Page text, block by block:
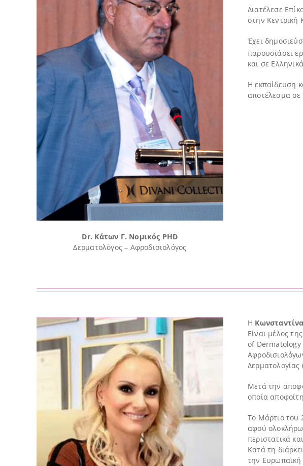
Dr. Κάτων Γ. Νομικός PHD
Δερματολόγος – Αφροδισιολόγος
Διατέλεσε
στην Κεντρική
Έχει
παρουσιάσει
και σε
Η εκπαίδευση
αποτέλεσμα σε
Η
Είναι μέλος
of Dermatology
Δερματολογίας
Μετά την
οποία
Το Μάρτιο του
αφού
περιστατικά
Κατά τη
την Ευρωπαϊκή